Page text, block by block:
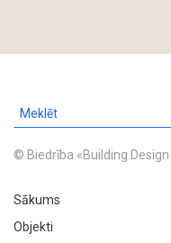
© Biedrība «Building
Sākums
Objekti